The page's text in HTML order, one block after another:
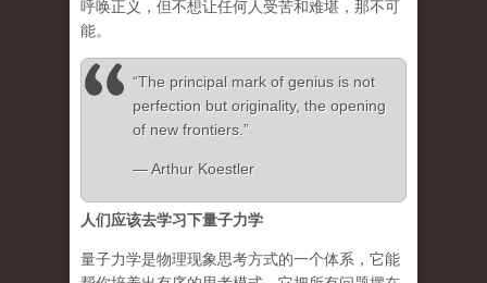
呼唤正义，但不想让任何人受苦和难堪，那不可
能。
“The principal mark of genius is not
perfection but originality, the opening
of new frontiers.”
― Arthur Koestler
人们应该去学习下量子力学
量子力学是物理现象思考方式的一个体系，它能